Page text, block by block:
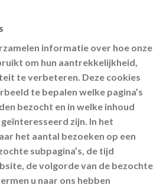
informatie over hoe onze
om hun aantrekkelijkheid,
te verbeteren. Deze cookies
te bepalen welke pagina’s
bezocht en in welke inhoud
zijn. In het
het aantal bezoeken op een
subpagina’s, de tijd
de volgorde van de bezochte
u naar ons hebben